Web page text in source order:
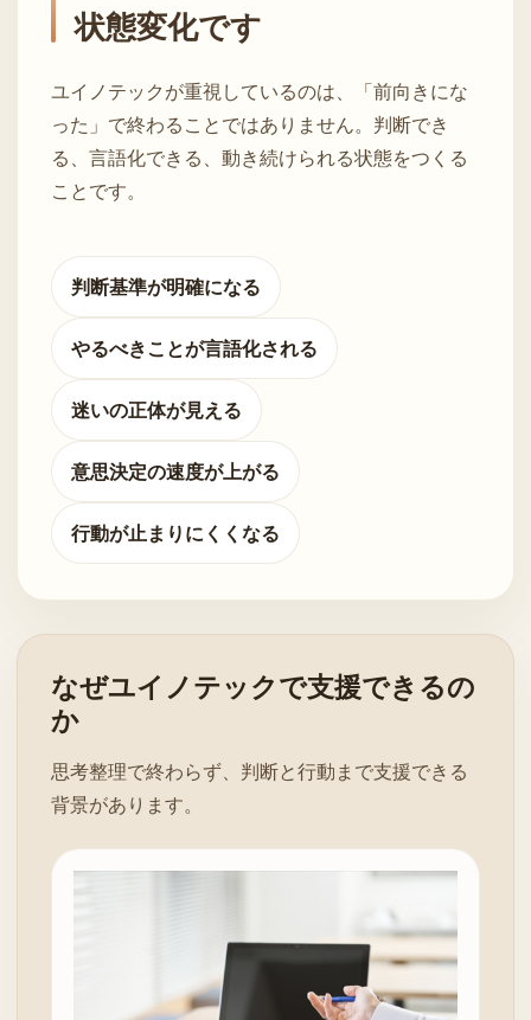
状態変化です
ユイノテックが重視しているのは、「前向きにな
った」で終わることではありません。判断でき
る、言語化できる、動き続けられる状態をつくる
ことです。
判断基準が明確になる
やるべきことが言語化される
迷いの正体が見える
意思決定の速度が上がる
行動が止まりにくくなる
なぜユイノテックで支援できるの
か
思考整理で終わらず、判断と行動まで支援できる
背景があります。